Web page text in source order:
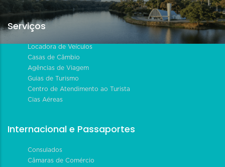
Serviços
Locadora de Veículos
Casas de Câmbio
Agências de Viagem
Guias de Turismo
Centro de Atendimento ao Turista
Cias Aéreas
Internacional e Passaportes
Consulados
Câmaras de Comércio